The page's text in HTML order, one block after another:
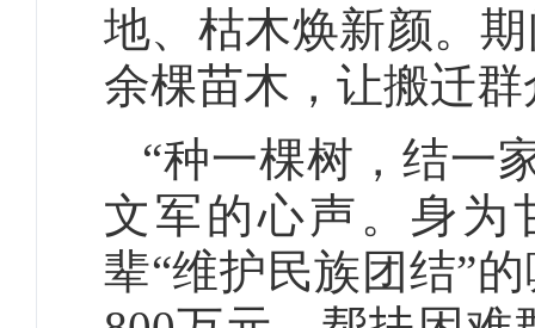
地、枯木焕新颜。
余棵苗木，让搬迁
“种一棵树，结一
文军的心声。身为
辈“维护民族团结”